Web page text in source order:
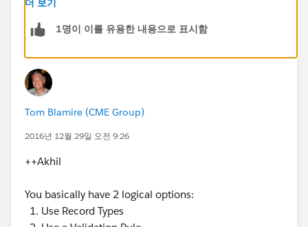
RecordType in your RecordType settings.
That should do the trick !
더 보기
1명이 이를 유용한 내용으로 표시함
Tom Blamire (CME Group)
2016년 12월 29일 오전 9:26
++Akhil
You basically have 2 logical options:
Use Record Types